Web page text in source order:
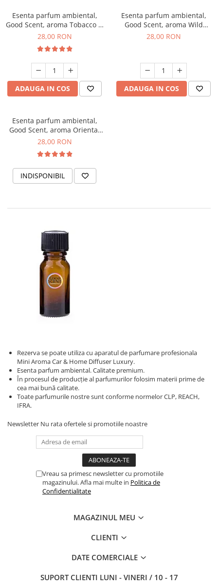
Esenta parfum ambiental,
Good Scent, aroma Tobacco &
Vanilla, 20 g
28,00 RON
ADAUGA IN COS
Esenta parfum ambiental,
Good Scent, aroma Wild
Sailor, 20 g
28,00 RON
ADAUGA IN COS
Esenta parfum ambiental,
Good Scent, aroma Oriental
Amber, 20 g
28,00 RON
INDISPONIBIL
Rezerva se poate utiliza cu aparatul de parfumare profesionala
Mini Aroma Car & Home Diffuser Luxury.
Esenta parfum ambiental. Calitate premium.
În procesul de producție al parfumurilor folosim materii prime de
cea mai bună calitate.
Toate parfumurile nostre sunt conforme normelor CLP, REACH,
IFRA.
Newsletter Nu rata ofertele si promotiile noastre
Vreau sa primesc newsletter cu promotiile
magazinului. Afla mai multe in Politica de
Confidentialitate
MAGAZINUL MEU
CLIENTI
DATE COMERCIALE
SUPORT CLIENTI LUNI - VINERI / 10 - 17